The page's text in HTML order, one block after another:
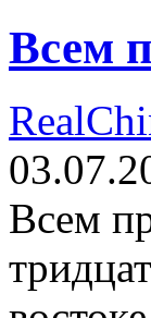
Всем
Всем